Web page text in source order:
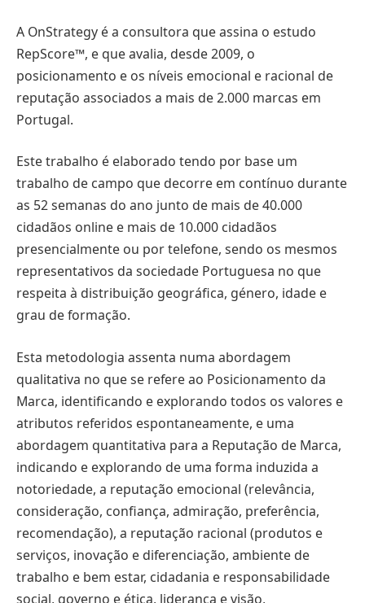
A OnStrategy é a consultora que assina o estudo
RepScore™, e que avalia, desde 2009, o
posicionamento e os níveis emocional e racional de
reputação associados a mais de 2.000 marcas em
Portugal.
Este trabalho é elaborado tendo por base um
trabalho de campo que decorre em contínuo durante
as 52 semanas do ano junto de mais de 40.000
cidadãos online e mais de 10.000 cidadãos
presencialmente ou por telefone, sendo os mesmos
representativos da sociedade Portuguesa no que
respeita à distribuição geográfica, género, idade e
grau de formação.
Esta metodologia assenta numa abordagem
qualitativa no que se refere ao Posicionamento da
Marca, identificando e explorando todos os valores e
atributos referidos espontaneamente, e uma
abordagem quantitativa para a Reputação de Marca,
indicando e explorando de uma forma induzida a
notoriedade, a reputação emocional (relevância,
consideração, confiança, admiração, preferência,
recomendação), a reputação racional (produtos e
serviços, inovação e diferenciação, ambiente de
trabalho e bem estar, cidadania e responsabilidade
social, governo e ética, liderança e visão,